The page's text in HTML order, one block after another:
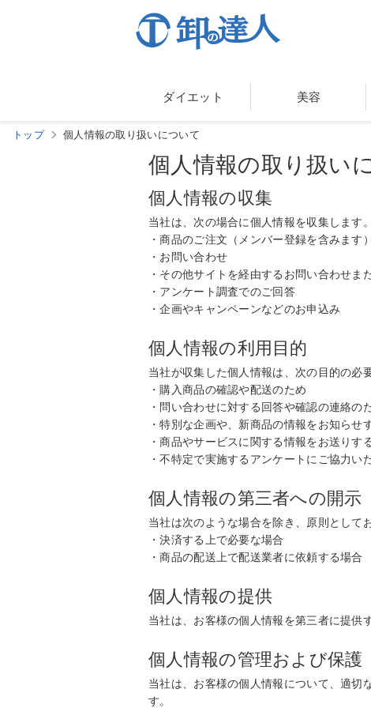
ダイエット 美容
トップ 個人情報の取り扱いについて
個人情報の取り扱い
個人情報の収集
当社は、次の場合に個人情報を収集します。
・商品のご注文（メンバー登録を含みます）
・お問い合わせ
・その他サイトを経由するお問い合わせま
・アンケート調査でのご回答
・企画やキャンペーンなどのお申込み
個人情報の利用目的
当社が収集した個人情報は、次の目的の必
・購入商品の確認や配送のため
・問い合わせに対する回答や確認の連絡の
・特別な企画や、新商品の情報をお知らせ
・商品やサービスに関する情報をお送りす
・不特定で実施するアンケートにご協力い
個人情報の第三者への開示
当社は次のような場合を除き、原則として
・決済する上で必要な場合
・商品の配送上で配送業者に依頼する場合
個人情報の提供
当社は、お客様の個人情報を第三者に提供
個人情報の管理および保護
当社は、お客様の個人情報について、適切
す。